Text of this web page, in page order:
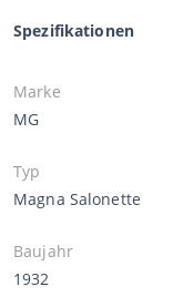
Spezifikationen
Marke
MG
Typ
Magna Salonette
Baujahr
1932